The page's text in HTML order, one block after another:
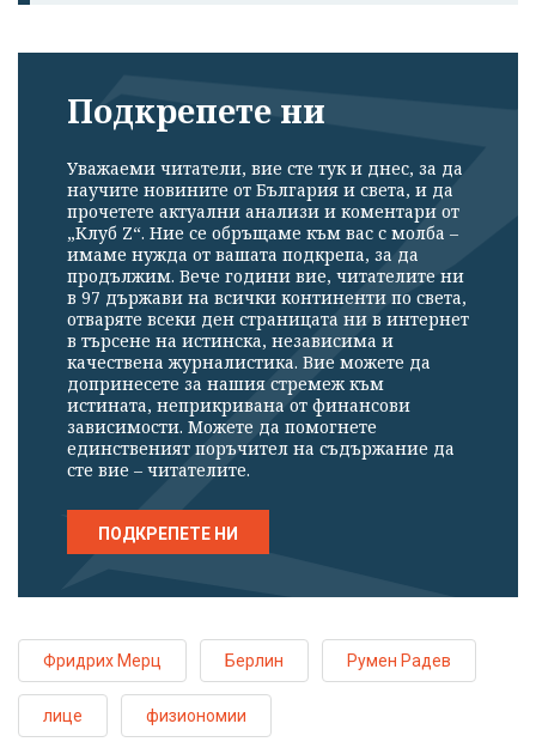
Подкрепете ни
Уважаеми читатели, вие сте тук и днес, за да
научите новините от България и света, и да
прочетете актуални анализи и коментари от
„Клуб Z“. Ние се обръщаме към вас с молба –
имаме нужда от вашата подкрепа, за да
продължим. Вече години вие, читателите ни
в 97 държави на всички континенти по света,
отваряте всеки ден страницата ни в интернет
в търсене на истинска, независима и
качествена журналистика. Вие можете да
допринесете за нашия стремеж към
истината, неприкривана от финансови
зависимости. Можете да помогнете
единственият поръчител на съдържание да
сте вие – читателите.
ПОДКРЕПЕТЕ НИ
Фридрих Мерц Берлин Румен Радев
лице физиономии